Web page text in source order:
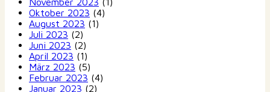
Oktober 2023 (4)
August 2023 (1)
Juli 2023 (2)
Juni 2023 (2)
April 2023 (1)
März 2023 (5)
Februar 2023 (4)
Januar 2023 (2)